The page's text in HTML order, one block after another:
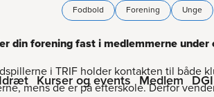
Idræt Kurser og events Medlem
Fodbold Forening Unge
din forening fast i medlemmerne
i TRIF holder kontakten til både
mens de er på efterskole. Derfor